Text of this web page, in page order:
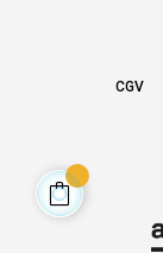
CGV